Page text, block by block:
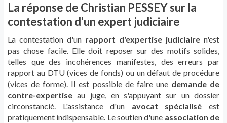
La réponse de Christian PESSEY sur la
contestation d'un expert judiciaire
La contestation d'un rapport d'expertise judiciaire n'est
pas chose facile. Elle doit reposer sur des motifs solides,
telles que des incohérences manifestes, des erreurs par
rapport au DTU (vices de fonds) ou un défaut de procédure
(vices de forme). Il est possible de faire une demande de
contre-expertise au juge, en s'appuyant sur un dossier
circonstancié. L'assistance d'un avocat spécialisé est
pratiquement indispensable. Le soutien d'une association de